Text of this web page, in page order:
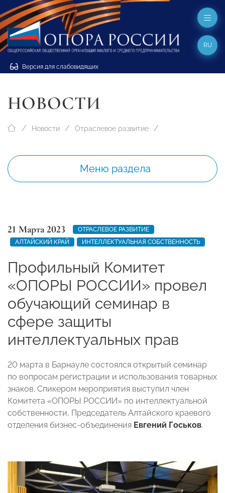
Версия для слабовидящих
RU
НОВОСТИ
Новости Отраслевое развитие
Меню раздела
21 Марта 2023
ОТРАСЛЕВОЕ РАЗВИТИЕ
АЛТАЙСКИЙ КРАЙ
ИНТЕЛЛЕКТУАЛЬНАЯ СОБСТВЕННОСТЬ
Профильный Комитет
«ОПОРЫ РОССИИ» провел
обучающий семинар в
сфере защиты
интеллектуальных прав
20 марта в Барнауле состоялся открытый семинар
по вопросам регистрации и использования товарных
знаков. Спикером мероприятия выступил член
Комитета «ОПОРЫ РОССИИ» по интеллектуальной
собственности, Председатель Алтайского краевого
отделения бизнес-объединения Евгений Госьков.